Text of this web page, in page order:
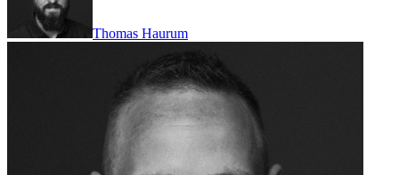
Thomas Haurum